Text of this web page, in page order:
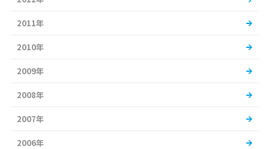
2011年
2010年
2009年
2008年
2007年
2006年